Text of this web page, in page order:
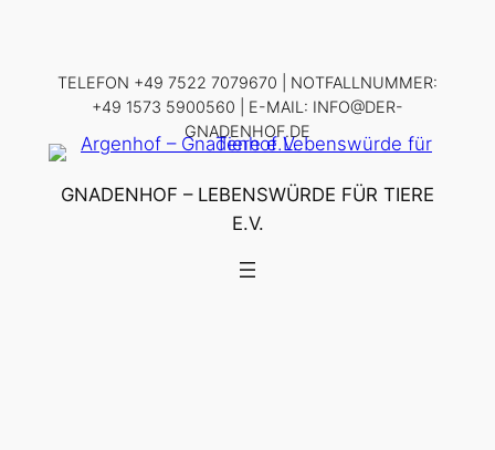
springenTELEFON +49 7522 7079670 | NOTFALLNUMMER:
+49 1573 5900560 | E-MAIL: INFO@DER-
GNADENHOF.DE
GNADENHOF – LEBENSWÜRDE FÜR TIERE
E.V.